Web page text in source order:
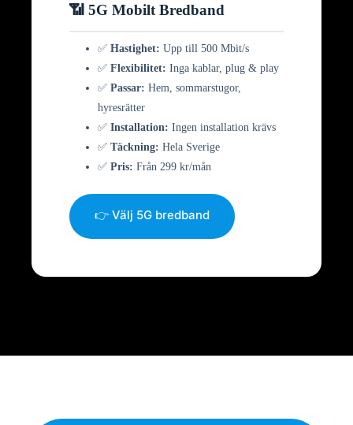
📶 5G Mobilt Bredband
✅ Hastighet: Upp till 500 Mbit/s
✅ Flexibilitet: Inga kablar, plug & play
✅ Passar: Hem, sommarstugor,
hyresrätter
✅ Installation: Ingen installation krävs
✅ Täckning: Hela Sverige
✅ Pris: Från 299 kr/mån
👉 Välj 5G bredband